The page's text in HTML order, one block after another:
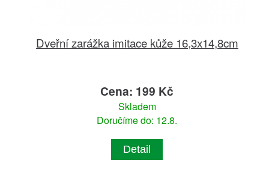
Dveřní zarážka imitace kůže 16,3x14,8cm
Cena: 199 Kč
Skladem
Doručíme do: 12.8.
Detail